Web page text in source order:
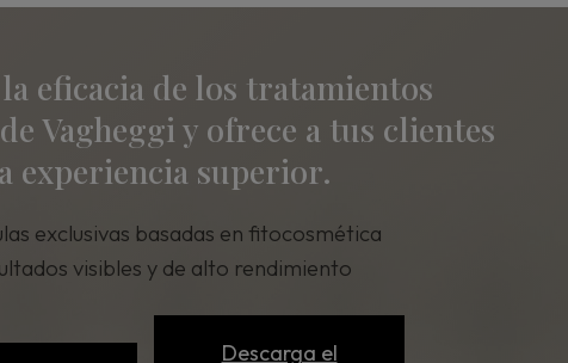
eficacia de los tratamientos
Vagheggi y ofrece a tus clientes
experiencia superior.
exclusivas basadas en fitocosmética
visibles y de alto rendimiento
Descarga el